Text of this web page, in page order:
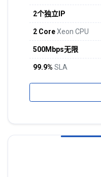
2个独立IP
2 CoreXeon CPU
500Mbps无限
99.9% SLA